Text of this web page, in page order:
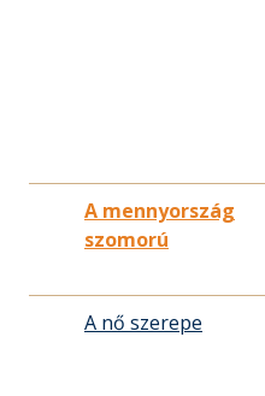
A mennyország
szomorú
A nő szerepe